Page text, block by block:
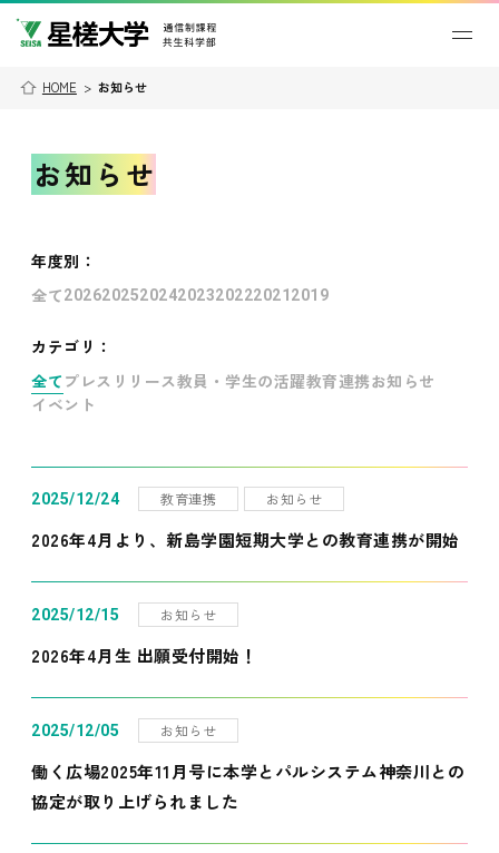
HOME > お知らせ
お知らせ
年度別 ：
全て202620252024202320222021 2019
カテゴリ：
全て プレスリリース教員・学生の活躍教育連携お知らせ
イベント
2025/12/24 教育連携 お知らせ
2026年4月より、新島学園短期大学との教育連携が開始
2025/12/15 お知らせ
2026年4月生 出願受付開始！
2025/12/05 お知らせ
働く広場2025年11月号に本学とパルシステム神奈川との
協定が取り上げられました